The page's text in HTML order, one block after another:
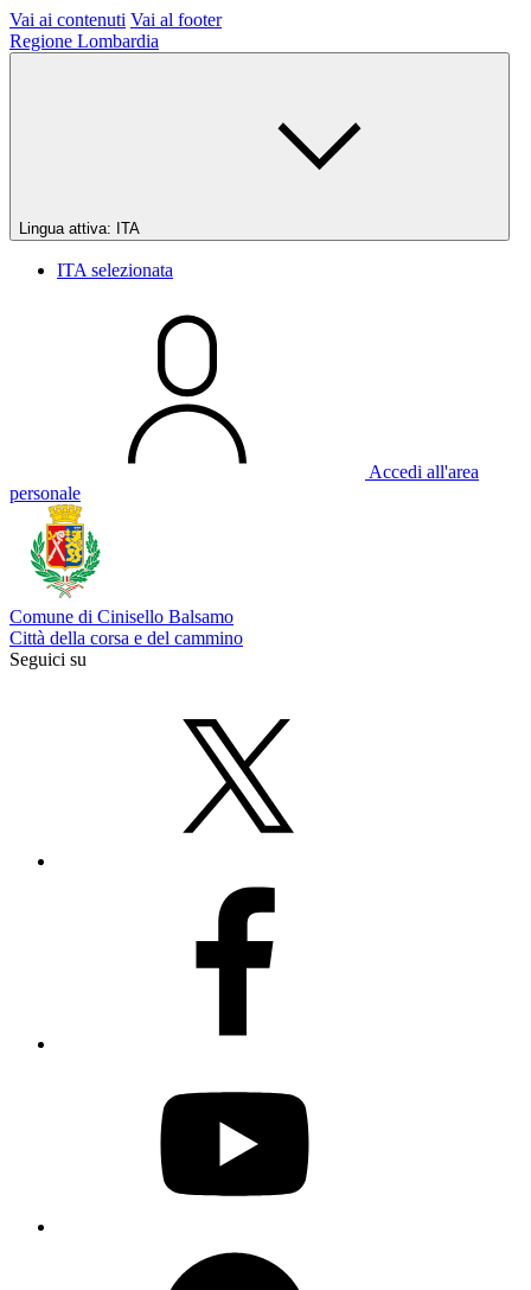
Vai ai contenuti Vai al footer
Regione Lombardia
Lingua attiva: ITA
ITA selezionata
Accedi all'area
personale
Comune di Cinisello Balsamo
Città della corsa e del cammino
Seguici su